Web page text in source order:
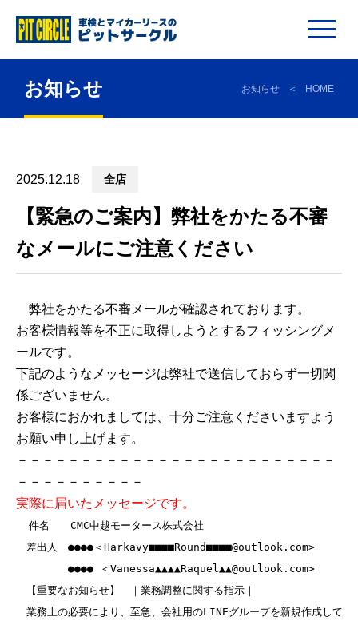
お知らせ お知らせ HOME
2025.12.18 全店
【緊急のご案内】弊社をかたる不審
なメールにご注意ください
弊社をかたる不審メールが確認されております。
お客様情報等を不正に取得しようとするフィッシングメ
ールです。
下記のようなメッセージは弊社で送信しておらず一切関
係ございません。
お客様におかれましては、十分ご注意くださいますよう
お願い申し上げます。
－－－－－－－－－－－－－－－－－－－－－－－－－
－－－－－－－－－－
実際に届いたメッセージです。
件名　　CMC中越モータース株式会社
差出人　●●●●＜Harkavy■■■■Round■■■■@outlook.com>
●●●● ＜Vanessa▲▲▲▲Raquel▲▲@outlook.com>
【重要なお知らせ】　｜業務調整に関する指示｜
業務上の必要により、至急、会社用のLINEグループを新規作成してく